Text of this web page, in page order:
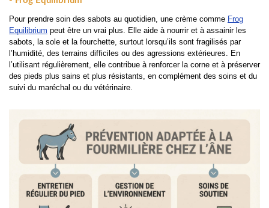
Pour prendre soin des sabots au quotidien, une crème comme Frog
Equilibrium peut être un vrai plus. Elle aide à nourrir et à assainir les
sabots, la sole et la fourchette, surtout lorsqu’ils sont fragilisés par
l’humidité, des terrains difficiles ou des agressions extérieures. En
l’utilisant régulièrement, elle contribue à renforcer la corne et à préserver
des pieds plus sains et plus résistants, en complément des soins et du
suivi du maréchal ou du vétérinaire.